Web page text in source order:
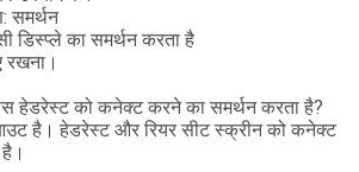
समर्थन
डिस्प्ले का समर्थन करता है
रखना।
हेडरेस्ट को कनेक्ट करने का समर्थन करता है?
है। हेडरेस्ट और रियर सीट स्क्रीन को कनेक्ट